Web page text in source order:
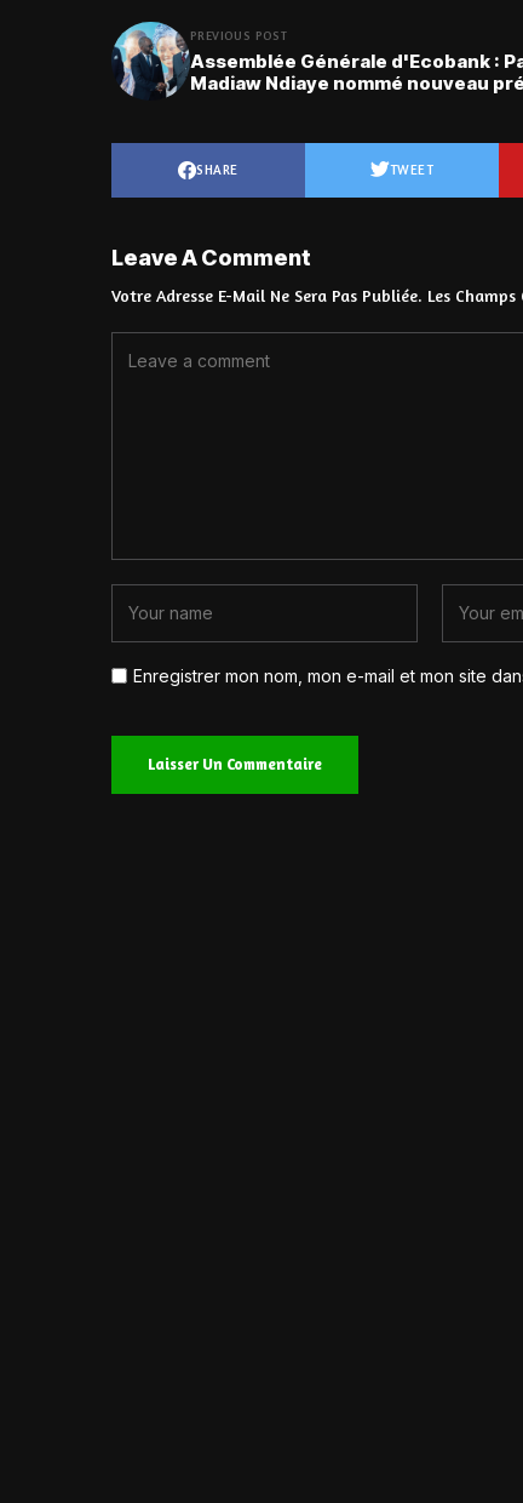
PREVIOUS POST
Assemblée Générale d'Ecobank :
Madiaw Ndiaye nommé nouveau
SHARE TWEET
Leave A Comment
Votre Adresse E-Mail Ne Sera Pas Publiée. Les
Enregistrer mon nom, mon e-mail et mon site